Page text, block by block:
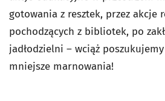
gotowania z resztek, przez akcje
pochodzących z bibliotek, po
jadłodzielni – wciąż
mniejsze marnowania!